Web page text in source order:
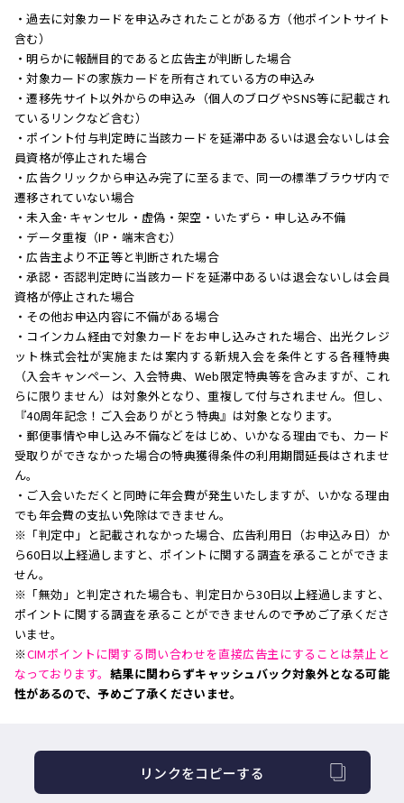
・過去に対象カードを申込みされたことがある方（他ポイントサイト
含む）
・明らかに報酬目的であると広告主が判断した場合
・対象カードの家族カードを所有されている方の申込み
・遷移先サイト以外からの申込み（個人のブログやSNS等に記載され
ているリンクなど含む）
・ポイント付与判定時に当該カードを延滞中あるいは退会ないしは会
員資格が停止された場合
・広告クリックから申込み完了に至るまで、同一の標準ブラウザ内で
遷移されていない場合
・未入金･キャンセル・虚偽・架空・いたずら・申し込み不備
・データ重複（IP・端末含む）
・広告主より不正等と判断された場合
・承認・否認判定時に当該カードを延滞中あるいは退会ないしは会員
資格が停止された場合
・その他お申込内容に不備がある場合
・コインカム経由で対象カードをお申し込みされた場合、出光クレジ
ット株式会社が実施または案内する新規入会を条件とする各種特典
（入会キャンペーン、入会特典、Web限定特典等を含みますが、これ
らに限りません）は対象外となり、重複して付与されません。但し、
『40周年記念！ご入会ありがとう特典』は対象となります。
・郵便事情や申し込み不備などをはじめ、いかなる理由でも、カード
受取りができなかった場合の特典獲得条件の利用期間延長はされませ
ん。
・ご入会いただくと同時に年会費が発生いたしますが、いかなる理由
でも年会費の支払い免除はできません。
※「判定中」と記載されなかった場合、広告利用日（お申込み日）か
ら60日以上経過しますと、ポイントに関する調査を承ることができま
せん。
※「無効」と判定された場合も、判定日から30日以上経過しますと、
ポイントに関する調査を承ることができませんので予めご了承くださ
いませ。
※CIMポイントに関する問い合わせを直接広告主にすることは禁止と
なっております。 結果に関わらずキャッシュバック対象外となる可能
性があるので、予めご了承くださいませ。
リンクをコピーする